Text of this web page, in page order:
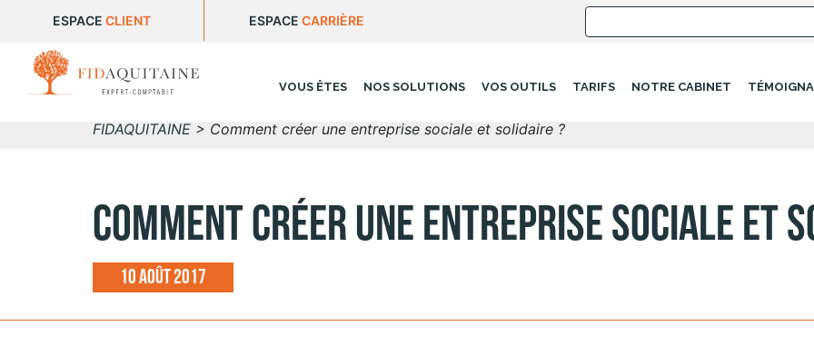
ESPACE CLIENT ESPACE CARRIÈRE
VOUS ÊTES NOS SOLUTIONS VOS OUTILS TARIFS NOTRE CABINET
FIDAQUITAINE > Comment créer une entreprise sociale et solidaire ?
Comment créer une entreprise sociale et
10 août 2017